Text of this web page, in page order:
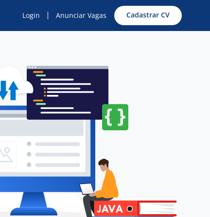
Login Anunciar Vagas Cadastrar CV